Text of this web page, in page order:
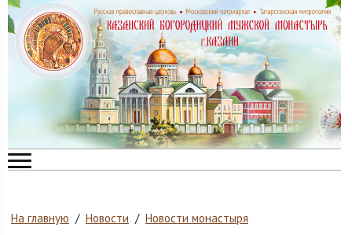
На главную / Новости / Новости монастыря